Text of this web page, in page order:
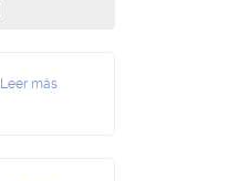
Leer más